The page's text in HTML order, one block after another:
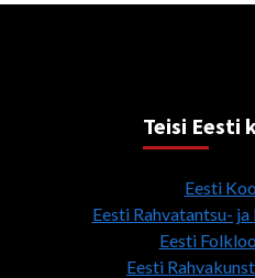
Teisi Eesti
Eesti
Eesti Rahvatantsu- ja
Eesti
Eesti